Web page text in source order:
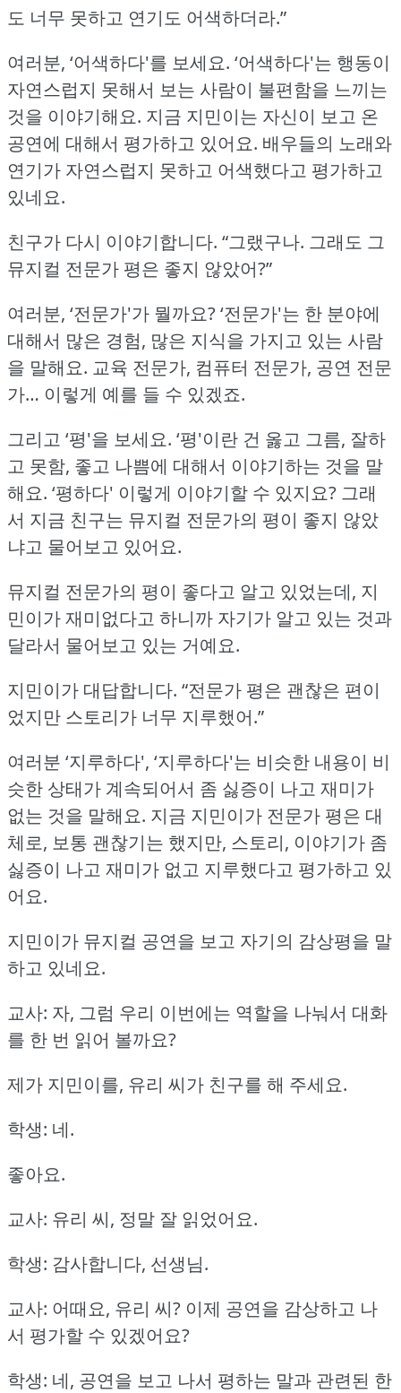
도 너무 못하고 연기도 어색하더라.”
여러분, ‘어색하다'를 보세요. ‘어색하다'는 행동이
자연스럽지 못해서 보는 사람이 불편함을 느끼는
것을 이야기해요. 지금 지민이는 자신이 보고 온
공연에 대해서 평가하고 있어요. 배우들의 노래와
연기가 자연스럽지 못하고 어색했다고 평가하고
있네요.
친구가 다시 이야기합니다. “그랬구나. 그래도 그
뮤지컬 전문가 평은 좋지 않았어?”
여러분, ‘전문가'가 뭘까요?‘전문가'는 한 분야에
대해서 많은 경험, 많은 지식을 가지고 있는 사람
을 말해요. 교육 전문가, 컴퓨터 전문가, 공연 전문
가… 이렇게 예를 들 수 있겠죠.
그리고 ‘평'을 보세요. ‘평'이란 건 옳고 그름, 잘하
고 못함, 좋고 나쁨에 대해서 이야기하는 것을 말
해요. ‘평하다' 이렇게 이야기할 수 있지요? 그래
서 지금 친구는 뮤지컬 전문가의 평이 좋지 않았
냐고 물어보고 있어요.
뮤지컬 전문가의 평이 좋다고 알고 있었는데, 지
민이가 재미없다고 하니까 자기가 알고 있는 것과
달라서 물어보고 있는 거예요.
지민이가 대답합니다. “전문가 평은 괜찮은 편이
었지만 스토리가 너무 지루했어.”
여러분 ‘지루하다', ‘지루하다'는 비슷한 내용이 비
슷한 상태가 계속되어서 좀 싫증이 나고 재미가
없는 것을 말해요. 지금 지민이가 전문가 평은 대
체로, 보통 괜찮기는 했지만, 스토리, 이야기가 좀
싫증이 나고 재미가 없고 지루했다고 평가하고 있
어요.
지민이가 뮤지컬 공연을 보고 자기의 감상평을 말
하고 있네요.
교사: 자, 그럼 우리 이번에는 역할을 나눠서 대화
를 한 번 읽어 볼까요?
제가 지민이를, 유리 씨가 친구를 해 주세요.
학생: 네.
좋아요.
교사: 유리 씨, 정말 잘 읽었어요.
학생: 감사합니다, 선생님.
교사: 어때요, 유리 씨? 이제 공연을 감상하고 나
서 평가할 수 있겠어요?
학생: 네, 공연을 보고 나서 평하는 말과 관련된 한